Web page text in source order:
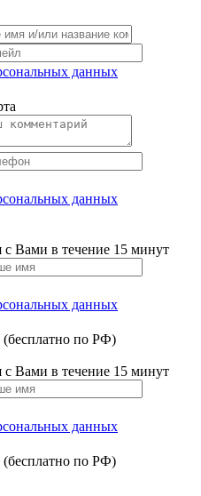
данных
данных
с Вами в течение 15 минут
данных
(бесплатно по РФ)
с Вами в течение 15 минут
данных
(бесплатно по РФ)